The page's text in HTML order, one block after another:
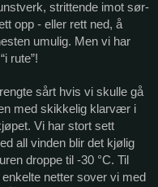
strittende imot sør-
opp - eller rett ned, å
umulig. Men vi har
rute”!
sårt hvis vi skulle gå
med skikkelig klarvær i
Vi har stort sett
all vinden blir det kjølig
droppe til -30 °C. Til
netter sover vi med